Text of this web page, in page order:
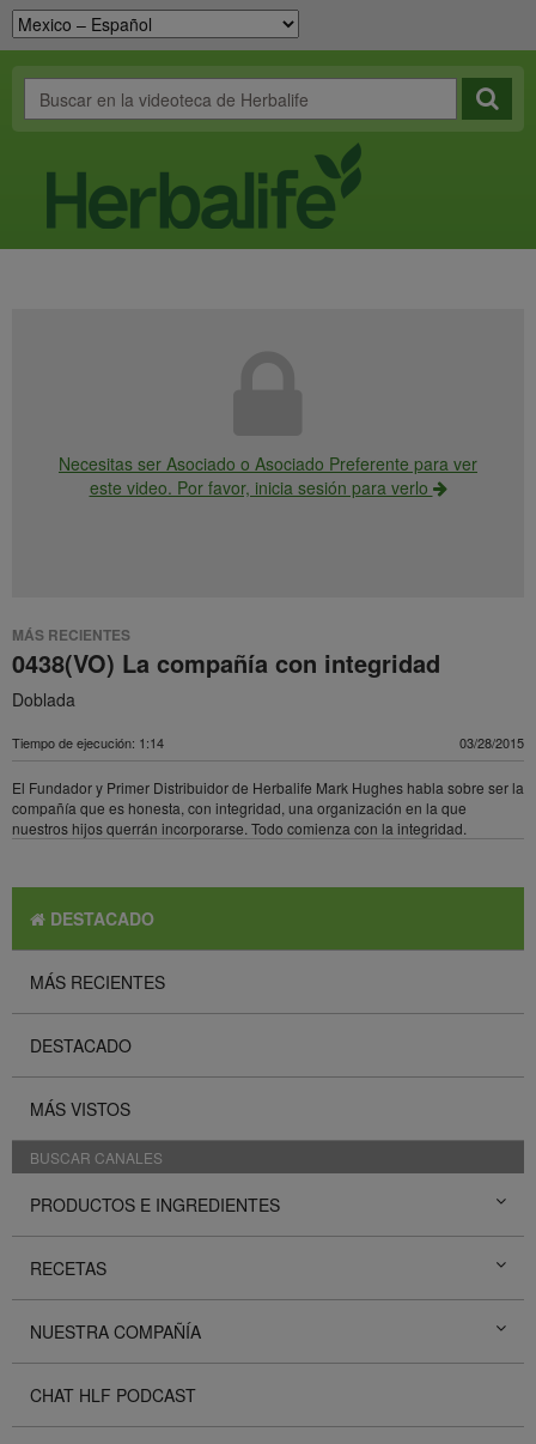
Necesitas ser Asociado o Asociado Preferente para ver
este video. Por favor, inicia sesión para verlo
MÁS RECIENTES
0438(VO) La compañía con integridad
Doblada
Tiempo de ejecución: 1:14 03/28/2015
El Fundador y Primer Distribuidor de Herbalife Mark Hughes habla sobre ser la
compañía que es honesta, con integridad, una organización en la que
nuestros hijos querrán incorporarse. Todo comienza con la integridad.
DESTACADO
MÁS RECIENTES
DESTACADO
MÁS VISTOS
BUSCAR CANALES
PRODUCTOS E INGREDIENTES
RECETAS
NUESTRA COMPAÑÍA
CHAT HLF PODCAST